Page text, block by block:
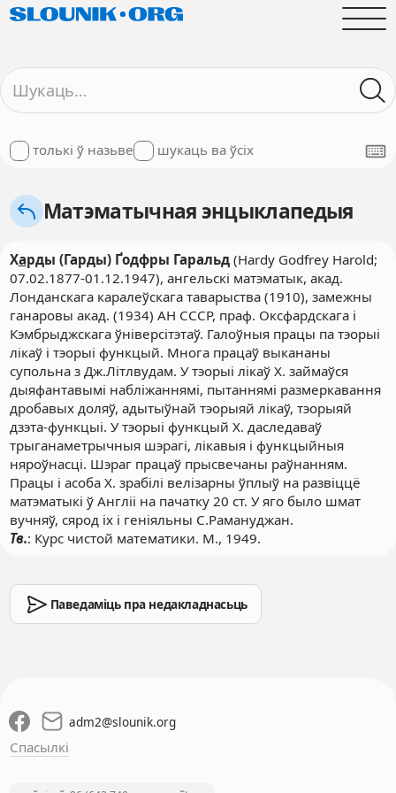
толькі ў назьве шукаць ва ўсіх
Матэматычная энцыклапедыя
Харды (Гарды) Ґодфры Гаральд(Hardy Godfrey Harold;
07.02.1877-01.12.1947), ангельскі матэматык, акад.
Лонданскага каралеўскага таварыства (1910), замежны
ганаровы акад. (1934) АН СССР, праф. Оксфардскага і
Кэмбрыджскага ўніверсітэтаў. Галоўныя працы па тэорыі
лікаў і тэорыі функцый. Многа працаў выкананы
супольна з Дж.Літлвудам. У тэорыі лікаў Х. займаўся
дыяфантавымі набліжаннямі, пытаннямі размеркавання
дробавых доляў, адытыўнай тэорыяй лікаў, тэорыяй
дзэта-функцыі. У тэорыі функцый Х. даследаваў
трыганаметрычныя шэрагі, лікавыя і функцыйныя
няроўнасці. Шэраг працаў прысвечаны раўнанням.
Працы і асоба Х. зрабілі велізарны ўплыў на развіццё
матэматыкі ў Англіі на пачатку 20 ст. У яго было шмат
вучняў, сярод іх і геніяльны С.Рамануджан.
Тв.: Курс чистой математики. М., 1949.
Паведаміць пра недакладнасьць
adm2@slounik.org
Спасылкі